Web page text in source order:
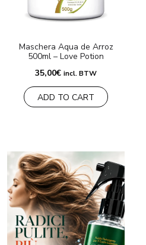
Maschera Aqua de Arroz
500ml – Love Potion
35,00€ incl. BTW
ADD TO CART